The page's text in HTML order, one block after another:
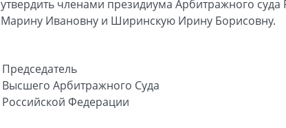
утвердить членами президиума Арбитражного суда
Марину Ивановну и Ширинскую Ирину Борисовну.
Председатель
Высшего Арбитражного Суда
Российской Федерации